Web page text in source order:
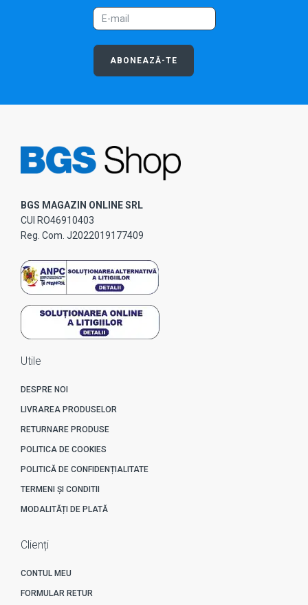
ABONEAZĂ-TE
BGS MAGAZIN ONLINE SRL
CUI RO46910403
Reg. Com. J2022019177409
Utile
DESPRE NOI
LIVRAREA PRODUSELOR
RETURNARE PRODUSE
POLITICA DE COOKIES
POLITICĂ DE CONFIDENȚIALITATE
TERMENI ȘI CONDITII
MODALITĂȚI DE PLATĂ
Clienți
CONTUL MEU
FORMULAR RETUR